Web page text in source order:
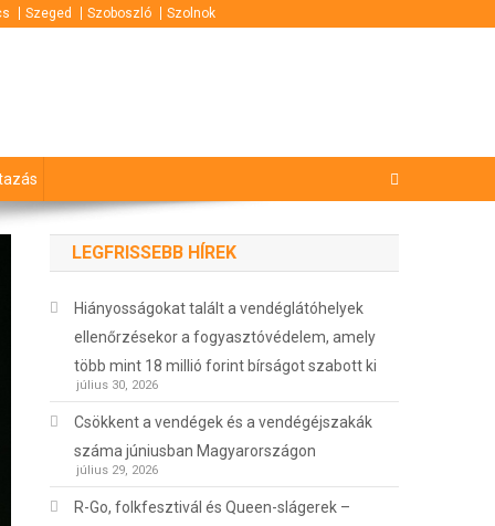
Szeged Szoboszló Szolnok
LEGFRISSEBB HÍREK
Hiányosságokat talált a vendéglátóhelyek
ellenőrzésekor a fogyasztóvédelem, amely
több mint 18 millió forint bírságot szabott ki
július 30, 2026
Csökkent a vendégek és a vendégéjszakák
száma júniusban Magyarországon
július 29, 2026
R-Go, folkfesztivál és Queen-slágerek –